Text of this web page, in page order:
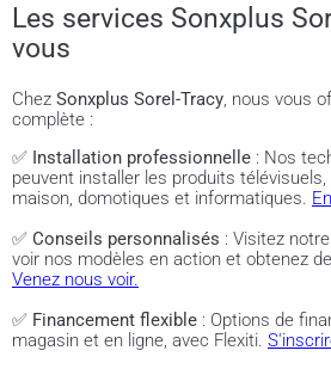
Les services Sonxplus
vous
Chez Sonxplus Sorel-Tracy, nous vous
complète :
✅ Installation professionnelle : Nos
peuvent installer les produits télévisuels, audio/vidéo, cinéma
maison, domotiques et informatiques.
✅ Conseils personnalisés : Visitez
voir nos modèles en action et obtenez
Venez nous voir.
✅ Financement flexible : Options de
magasin et en ligne, avec Flexiti.